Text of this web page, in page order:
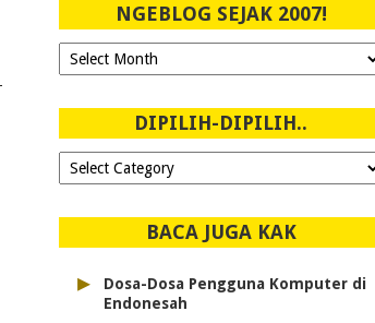
NGEBLOG SEJAK 2007!
Ngeblog
Sejak
DIPILIH-DIPILIH..
Dipilih-
dipilih..
BACA JUGA KAK
▸
Dosa-Dosa Pengguna Komputer di
Endonesah